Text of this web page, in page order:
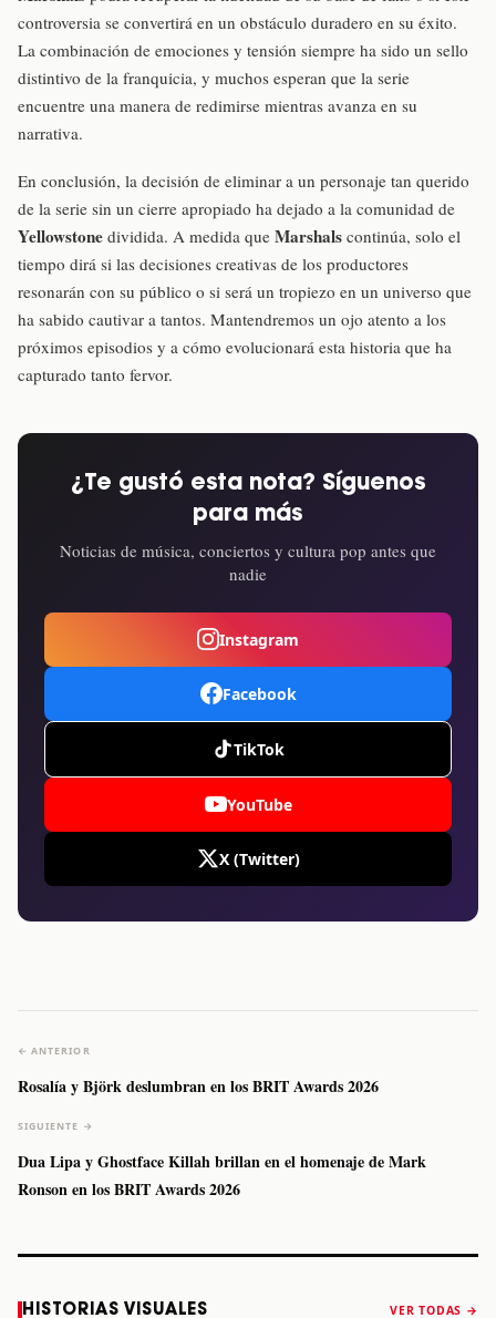
controversia se convertirá en un obstáculo duradero en su éxito.
La combinación de emociones y tensión siempre ha sido un sello
distintivo de la franquicia, y muchos esperan que la serie
encuentre una manera de redimirse mientras avanza en su
narrativa.
En conclusión, la decisión de eliminar a un personaje tan querido
de la serie sin un cierre apropiado ha dejado a la comunidad de
Yellowstone dividida. A medida que Marshals continúa, solo el
tiempo dirá si las decisiones creativas de los productores
resonarán con su público o si será un tropiezo en un universo que
ha sabido cautivar a tantos. Mantendremos un ojo atento a los
próximos episodios y a cómo evolucionará esta historia que ha
capturado tanto fervor.
¿Te gustó esta nota? Síguenos
para más
Noticias de música, conciertos y cultura pop antes que
nadie
Instagram
Facebook
TikTok
YouTube
X (Twitter)
← ANTERIOR
Rosalía y Björk deslumbran en los BRIT Awards 2026
SIGUIENTE →
Dua Lipa y Ghostface Killah brillan en el homenaje de Mark
Ronson en los BRIT Awards 2026
HISTORIAS VISUALES VER TODAS →
Caifanes regresa
a Monterrey el
Fallece Felipe
Staiti, guitarrista
anuncia “Reality